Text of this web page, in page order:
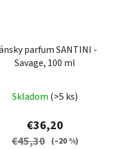
parfum SANTINI -
Savage, 100 ml
Skladom (>5 ks)
€36,20
€45,30 (–20 %)